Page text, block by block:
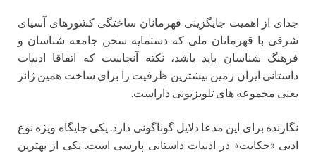
جدای از اهمیت جایگزینی قهرمانان ساختگی کشورهای آسیای
شرقی با قهرمانان ملی که دستمایه سخن جامعه شناسان و
فرهنگ شناسان باید باشد، نکته آنجاست که اتفاقا ادبیات
داستانی ایران زمین بیشترین ظرفیت را برای ساخت همین ژانر
یعنی مجموعه های تلویزیونی داراست.
نگارنده برای این مدعا دلایل گوناگونی دارد. یکی جایگاه ویژه نوع
ادبی «حکایت» در ادبیات داستانی پارسی است. یکی از بهترین